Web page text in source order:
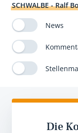
SCHWALBE - Ralf
News
Die